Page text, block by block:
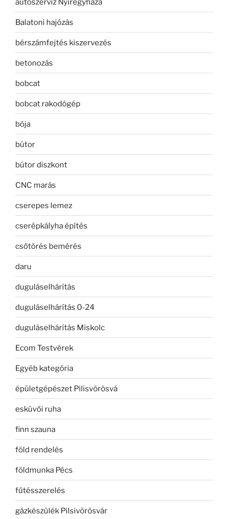
autószerviz Nyíregyháza
Balatoni hajózás
bérszámfejtés kiszervezés
betonozás
bobcat
bobcat rakodógép
bója
bútor
bútor diszkont
CNC marás
cserepes lemez
cserépkályha építés
csőtörés bemérés
daru
duguláselhárítás
duguláselhárítás 0-24
duguláselhárítás Miskolc
Ecom Testvérek
Egyéb kategória
épületgépészet Pilisvörösvá
esküvői ruha
finn szauna
föld rendelés
földmunka Pécs
fűtésszerelés
gázkészülék Pilsivörösvár